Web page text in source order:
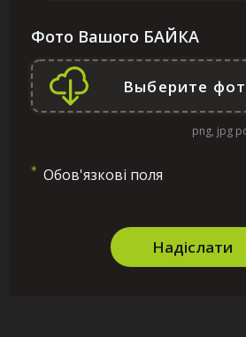
Фото Вашого БАЙКА
png, jpg
* Обов'язкові поля
Надіслати